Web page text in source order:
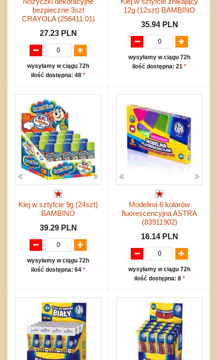
bezpieczne 3szt
CRAYOLA (256411.01)
27.23 PLN
wysyłamy w ciągu 72h
ilość dostępna: 48 *
12g (12szt) BAMBINO
35.94 PLN
wysyłamy w ciągu 72h
ilość dostępna: 21 *
Klej w sztyfcie 9g (24szt)
BAMBINO
39.29 PLN
wysyłamy w ciągu 72h
ilość dostępna: 64 *
Modelina 6 kolorów
fluorescencyjna ASTRA
(83911902)
16.14 PLN
wysyłamy w ciągu 72h
ilość dostępna: 8 *